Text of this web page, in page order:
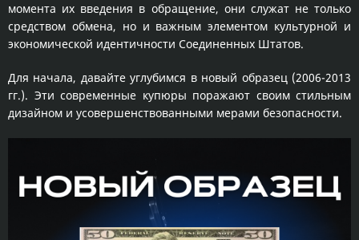
момента их введения в обращение, они служат не только
средством обмена, но и важным элементом культурной и
экономической идентичности Соединенных Штатов.
Для начала, давайте углубимся в новый образец (2006-2013
гг.). Эти современные купюры поражают своим стильным
дизайном и усовершенствованными мерами безопасности.